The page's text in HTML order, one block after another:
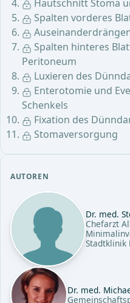
Hautschnitt Stoma
Spalten vorderes
Spalten hinteres
Peritoneum
Luxieren des
Enterotomie und
Schenkels
Fixation des
Stomaversorgung
AUTOREN
Dr. med.
Chefarzt
Stadtklinik
Dr. med.